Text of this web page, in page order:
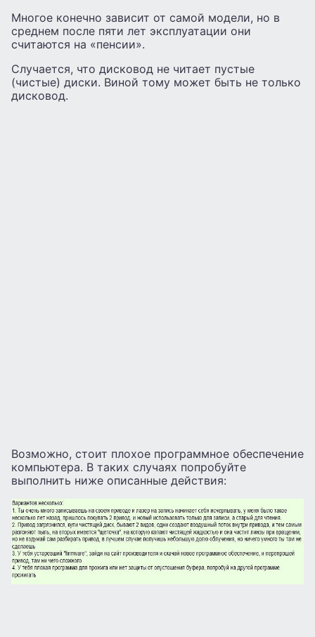
Многое конечно зависит от самой модели, но в
среднем после пяти лет эксплуатации они
считаются на «пенсии».
Случается, что дисковод не читает пустые
(чистые) диски. Виной тому может быть не только
дисковод.
Возможно, стоит плохое программное обеспечение
компьютера. В таких случаях попробуйте
выполнить ниже описанные действия: